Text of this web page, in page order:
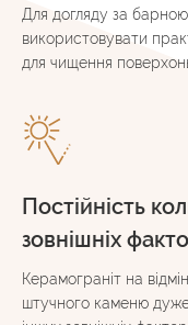
Для догляду за
використовувати
для чищення
Постійність
зовнішніх
Керамограніт на
штучного каменю дуже